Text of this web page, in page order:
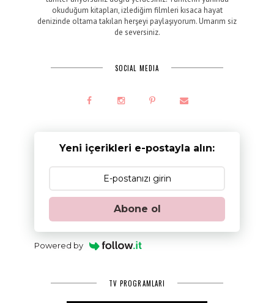
okuduğum kitapları, izlediğim filmleri kısaca hayat
denizinde oltama takılan herşeyi paylaşıyorum. Umarım siz
de seversiniz.
SOCIAL MEDIA
Yeni içerikleri e-postayla alın:
Abone ol
Powered by
TV PROGRAMLARI